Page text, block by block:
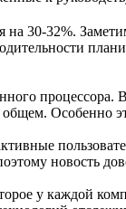
на 30-32%.
процессора.
Особенно
новость
у каждой